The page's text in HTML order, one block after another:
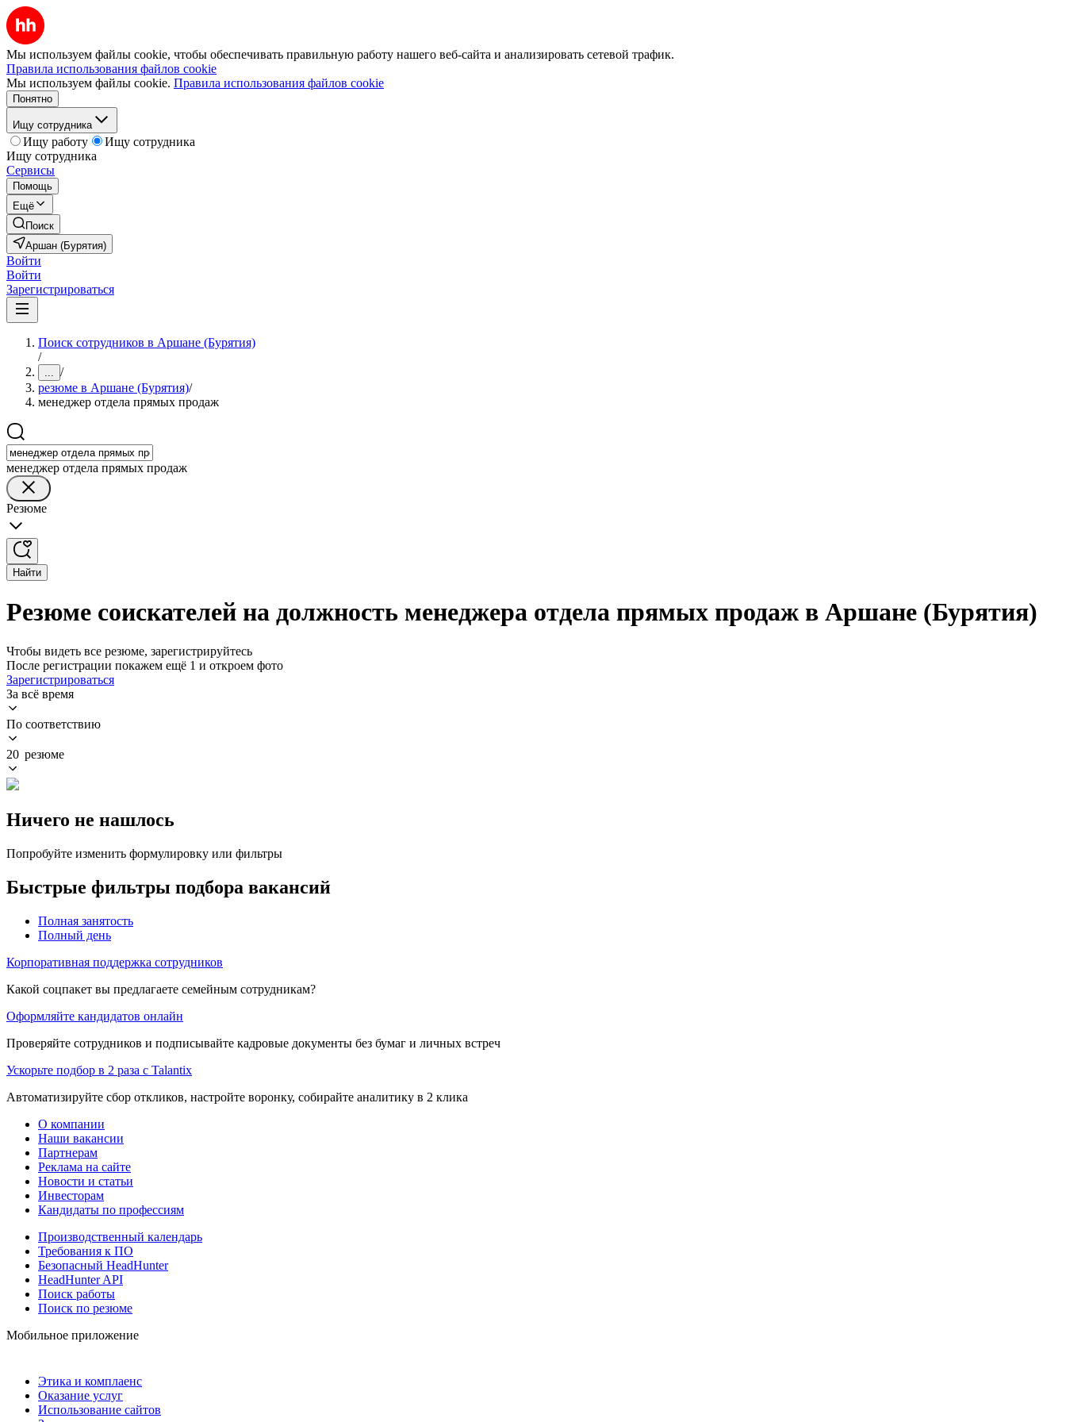
Мы используем файлы cookie, чтобы обеспечивать правильную работу нашего веб-сайта и анализировать сетевой трафик.
Правила использования файлов cookie
Мы используем файлы cookie. Правила использования файлов cookie
Понятно
Ищу сотрудника
Ищу работу
Ищу сотрудника
Ищу сотрудника
Сервисы
Помощь
Ещё
Поиск
Аршан (Бурятия)
Войти
Войти
Зарегистрироваться
Поиск сотрудников в Аршане (Бурятия)
/
... /
резюме в Аршане (Бурятия)/
менеджер отдела прямых продаж
менеджер отдела прямых продаж
Резюме
Найти
Резюме соискателей на должность менеджера отдела прямых продаж в Аршане (Бурятия)
Чтобы видеть все резюме, зарегистрируйтесь
После регистрации покажем ещё 1 и откроем фото
Зарегистрироваться
За всё время
По соответствию
20 резюме
Ничего не нашлось
Попробуйте изменить формулировку или фильтры
Быстрые фильтры подбора вакансий
Полная занятость
Полный день
Корпоративная поддержка сотрудников
Какой соцпакет вы предлагаете семейным сотрудникам?
Оформляйте кандидатов онлайн
Проверяйте сотрудников и подписывайте кадровые документы без бумаг и личных встреч
Ускорьте подбор в 2 раза с Talantix
Автоматизируйте сбор откликов, настройте воронку, собирайте аналитику в 2 клика
О компании
Наши вакансии
Партнерам
Реклама на сайте
Новости и статьи
Инвесторам
Кандидаты по профессиям
Производственный календарь
Требования к ПО
Безопасный HeadHunter
HeadHunter API
Поиск работы
Поиск по резюме
Мобильное приложение
Этика и комплаенс
Оказание услуг
Использование сайтов